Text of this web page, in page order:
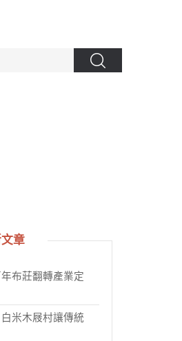
搜尋
章
布莊翻轉產業定
米木屐村讓傳統